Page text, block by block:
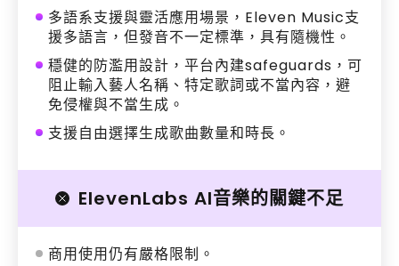
多語系支援與靈活應用場景，Eleven Music支
援多語言，但發音不一定標準，具有隨機性。
穩健的防濫用設計，平台內建safeguards，可
阻止輸入藝人名稱、特定歌詞或不當內容，避
免侵權與不當生成。
支援自由選擇生成歌曲數量和時長。
ElevenLabs AI音樂的關鍵不足
商用使用仍有嚴格限制。